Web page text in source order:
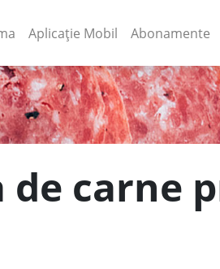
(current)
Aplicație Mobil (current)
Abonamente
carne